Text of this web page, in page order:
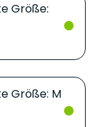
Größe:
Größe: M